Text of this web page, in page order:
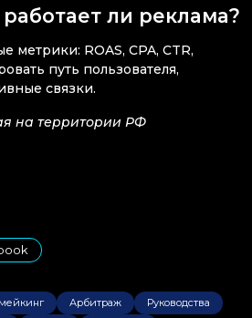
ли реклама?
метрики: ROAS, CPA, CTR,
путь пользователя,
связки.
на территории РФ
Арбитраж
Руководства